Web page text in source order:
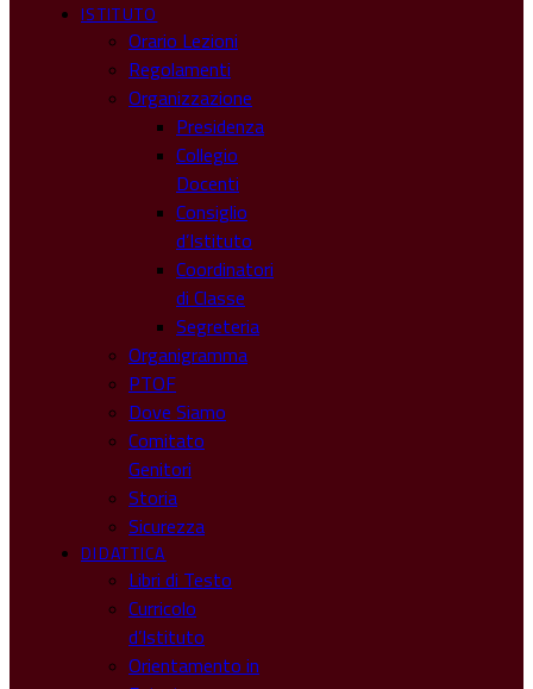
ISTITUTO
Orario Lezioni
Regolamenti
Organizzazione
Presidenza
Collegio
Docenti
Consiglio
d’Istituto
Coordinatori
di Classe
Segreteria
Organigramma
PTOF
Dove Siamo
Comitato
Genitori
Storia
Sicurezza
DIDATTICA
Libri di Testo
Curricolo
d’Istituto
Orientamento in